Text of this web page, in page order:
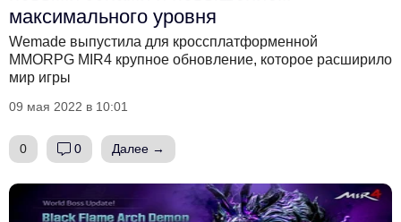
максимального уровня
Wemade выпустила для кроссплатформенной
MMORPG MIR4 крупное обновление, которое расширило
мир игры
09 мая 2022 в 10:01
0 0 Далее →